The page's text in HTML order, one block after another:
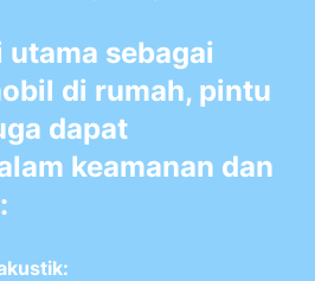
sebagai
di rumah, pintu
dapat
keamanan dan